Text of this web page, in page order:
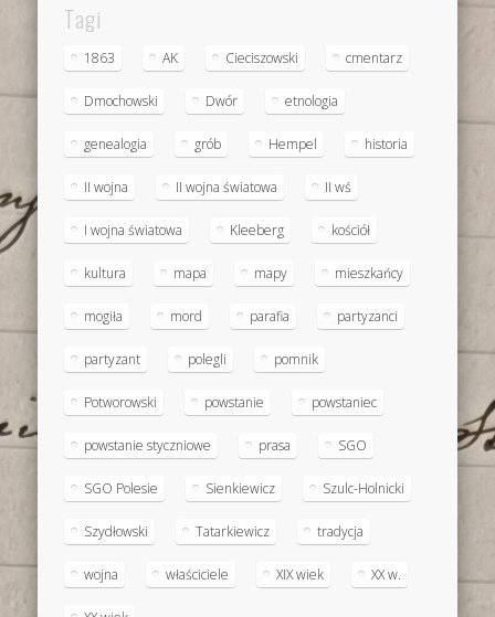
Tagi
1863 AK Cieciszowski cmentarz
Dmochowski Dwór etnologia
genealogia grób Hempel historia
II wojna II wojna światowa II wś
I wojna światowa Kleeberg kościół
kultura mapa mapy mieszkańcy
mogiła mord parafia partyzanci
partyzant polegli pomnik
Potworowski powstanie powstaniec
powstanie styczniowe prasa SGO
SGO Polesie Sienkiewicz Szulc-Holnicki
Szydłowski Tatarkiewicz tradycja
wojna właściciele XIX wiek XX w.